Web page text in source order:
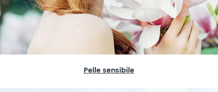
Pelle sensibile